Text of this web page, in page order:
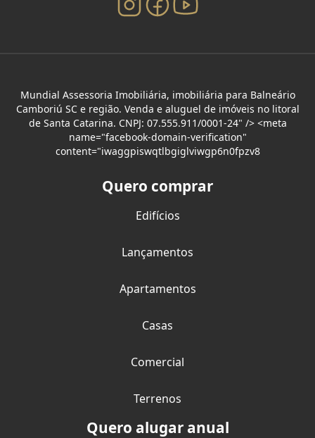
Mundial Assessoria Imobiliária, imobiliária para Balneário
Camboriú SC e região. Venda e aluguel de imóveis no litoral
de Santa Catarina. CNPJ: 07.555.911/0001-24" /> <meta
name="facebook-domain-verification"
content="iwaggpiswqtlbgiglviwgp6n0fpzv8
Quero comprar
Edifícios
Lançamentos
Apartamentos
Casas
Comercial
Terrenos
Quero alugar anual